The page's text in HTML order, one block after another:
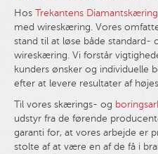
Hos Trekantens Diamantskæring
med wireskæring. Vores
stand til at løse både standard-
wireskæring. Vi forstår
kunders ønsker og individuelle
efter at levere resultater af
Til vores skærings- og
udstyr fra de førende
garanti for, at vores arbejde er
stolte af at være en af de få i